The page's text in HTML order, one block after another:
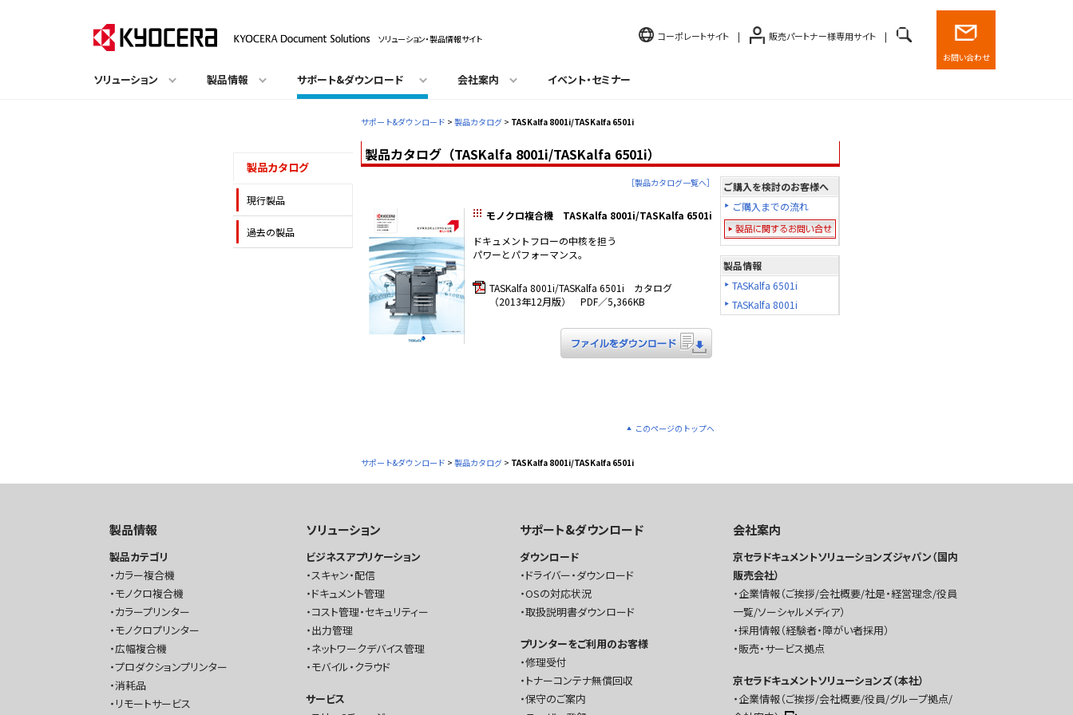
ソリューション・製品情報サイト コーポレートサイト 販売パートナー様専用サイト
お問い合わせ
ソリューション 製品情報 サポート&ダウンロード 会社案内 イベント・セミナー
製品カタログ
現行製品
過去の製品
サポート&ダウンロード > 製品カタログ > TASKalfa 8001i/TASKalfa 6501i
製品カタログ（TASKalfa 8001i/TASKalfa 6501i）
［製品カタログ一覧へ］
モノクロ複合機 TASKalfa 8001i/TASKalfa 6501i
ドキュメントフローの中核を担う
パワーとパフォーマンス。
TASKalfa 8001i/TASKalfa 6501i カタログ
（2013年12月版） PDF／5,366KB
このページのトップへ
ご購入を検討のお客様へ
ご購入までの流れ
製品情報
TASKalfa 6501i
TASKalfa 8001i
サポート&ダウンロード > 製品カタログ > TASKalfa 8001i/TASKalfa 6501i
製品情報
製品カテゴリ
カラー複合機
モノクロ複合機
カラープリンター
モノクロプリンター
広幅複合機
プロダクションプリンター
消耗品
リモートサービス
ソリューション
ビジネスアプリケーション
スキャン・配信
ドキュメント管理
コスト管理・セキュリティー
出力管理
ネットワークデバイス管理
モバイル・クラウド
サービス
サポート&ダウンロード
ダウンロード
ドライバー・ダウンロード
OSの対応状況
取扱説明書ダウンロード
プリンターをご利用のお客様
修理受付
トナーコンテナ無償回収
保守のご案内
会社案内
京セラドキュメントソリューションズジャパン（国内
販売会社）
企業情報（ご挨拶/会社概要/社是・経営理念/役員
一覧/ソーシャルメディア）
採用情報（経験者・障がい者採用）
販売・サービス拠点
京セラドキュメントソリューションズ（本社）
企業情報（ご挨拶/会社概要/役員/グループ拠点/